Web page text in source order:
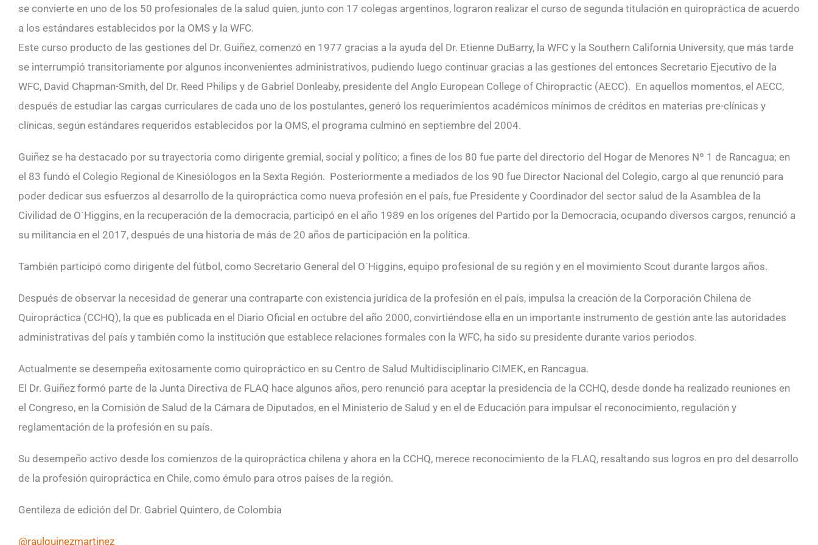
se convierte en uno de los 50 profesionales de la salud quien, junto con 17 colegas argentinos, lograron realizar el curso de segunda titulación en quiropráctica de acuerdo
a los estándares establecidos por la OMS y la WFC.
Este curso producto de las gestiones del Dr. Guiñez, comenzó en 1977 gracias a la ayuda del Dr. Etienne DuBarry, la WFC y la Southern California University, que más tarde
se interrumpió transitoriamente por algunos inconvenientes administrativos, pudiendo luego continuar gracias a las gestiones del entonces Secretario Ejecutivo de la
WFC, David Chapman-Smith, del Dr. Reed Philips y de Gabriel Donleaby, presidente del Anglo European College of Chiropractic (AECC). En aquellos momentos, el AECC,
después de estudiar las cargas curriculares de cada uno de los postulantes, generó los requerimientos académicos mínimos de créditos en materias pre-clínicas y
clínicas, según estándares requeridos establecidos por la OMS, el programa culminó en septiembre del 2004.
Guiñez se ha destacado por su trayectoria como dirigente gremial, social y político; a fines de los 80 fue parte del directorio del Hogar de Menores Nº 1 de Rancagua; en
el 83 fundó el Colegio Regional de Kinesiólogos en la Sexta Región. Posteriormente a mediados de los 90 fue Director Nacional del Colegio, cargo al que renunció para
poder dedicar sus esfuerzos al desarrollo de la quiropráctica como nueva profesión en el país, fue Presidente y Coordinador del sector salud de la Asamblea de la
Civilidad de O´Higgins, en la recuperación de la democracia, participó en el año 1989 en los orígenes del Partido por la Democracia, ocupando diversos cargos, renunció a
su militancia en el 2017, después de una historia de más de 20 años de participación en la política.
También participó como dirigente del fútbol, como Secretario General del O´Higgins, equipo profesional de su región y en el movimiento Scout durante largos años.
Después de observar la necesidad de generar una contraparte con existencia jurídica de la profesión en el país, impulsa la creación de la Corporación Chilena de
Quiropráctica (CCHQ), la que es publicada en el Diario Oficial en octubre del año 2000, convirtiéndose ella en un importante instrumento de gestión ante las autoridades
administrativas del país y también como la institución que establece relaciones formales con la WFC, ha sido su presidente durante varios periodos.
Actualmente se desempeña exitosamente como quiropráctico en su Centro de Salud Multidisciplinario CIMEK, en Rancagua.
El Dr. Guiñez formó parte de la Junta Directiva de FLAQ hace algunos años, pero renunció para aceptar la presidencia de la CCHQ, desde donde ha realizado reuniones en
el Congreso, en la Comisión de Salud de la Cámara de Diputados, en el Ministerio de Salud y en el de Educación para impulsar el reconocimiento, regulación y
reglamentación de la profesión en su país.
Su desempeño activo desde los comienzos de la quiropráctica chilena y ahora en la CCHQ, merece reconocimiento de la FLAQ, resaltando sus logros en pro del desarrollo
de la profesión quiropráctica en Chile, como émulo para otros países de la región.
Gentileza de edición del Dr. Gabriel Quintero, de Colombia
@raulguinezmartinez